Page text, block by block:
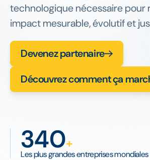
technologique nécessaire pour
impact mesurable, évolutif et
Devenez partenaire
Découvrez comment ça
340+
Les plus grandes entreprises